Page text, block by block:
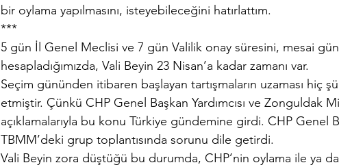
bir oylama yapılmasını, isteyebileceğini hatırlattım.
***
5 gün İl Genel Meclisi ve 7 gün Valilik onay süresini, mesai
hesapladığımızda, Vali Beyin 23 Nisan’a kadar zamanı var.
Seçim gününden itibaren başlayan tartışmaların uzaması hiç
etmiştir. Çünkü CHP Genel Başkan Yardımcısı ve Zonguldak
açıklamalarıyla bu konu Türkiye gündemine girdi. CHP Genel
TBMM’deki grup toplantısında sorunu dile getirdi.
Vali Beyin zora düştüğü bu durumda, CHP’nin oylama ile ya